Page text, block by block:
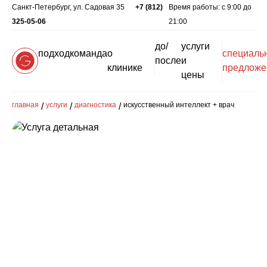
Санкт-Петербург, ул. Садовая 35
+7 (812)
325-05-06
Время работы: c 9:00 до
21:00
подходкомандао
клинике
до/
после
услуги
и
цены
главная услуги диагностика искусственный интеллект + врач